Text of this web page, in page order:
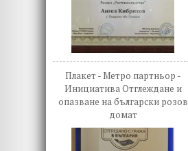
Плакет - Метро партньор -
Инициатива Отглеждане и
опазване на български розов
домат